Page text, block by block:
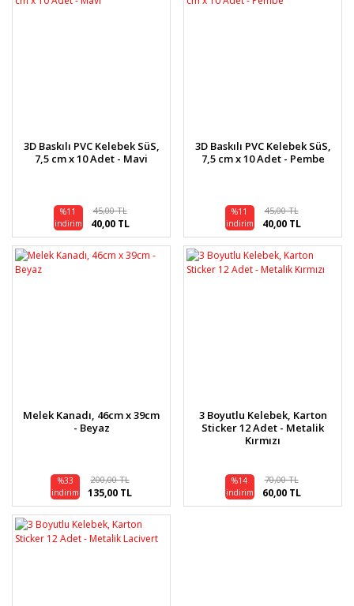
3D Baskılı PVC Kelebek SüS,
7,5 cm x 10 Adet - Mavi
%11
indirim
45,00 TL
40,00 TL
3D Baskılı PVC Kelebek SüS,
7,5 cm x 10 Adet - Pembe
%11
indirim
45,00 TL
40,00 TL
Melek Kanadı, 46cm x 39cm
- Beyaz
%33
indirim
200,00 TL
135,00 TL
3 Boyutlu Kelebek, Karton
Sticker 12 Adet - Metalik
Kırmızı
%14
indirim
70,00 TL
60,00 TL